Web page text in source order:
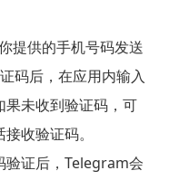
提供的手机号码发送
码后，在应用内输入
未收到验证码，可
收验证码。
验证后，Telegram会